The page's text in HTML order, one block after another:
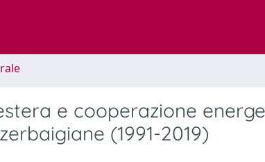
e cooperazione
(1991-2019)